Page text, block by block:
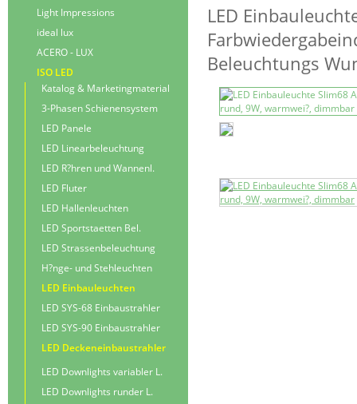
LED
Beleuchtungs
Light Impressions
ideal lux
ACERO - LUX
ISO LED
Katalog & Marketingmaterial
3-Phasen Schienensystem
LED Panele
LED Linearbeleuchtung
LED R?hren und Wannenl.
LED Fluter
LED Hallenleuchten
LED Sportstaetten Bel.
LED Strassenbeleuchtung
H?nge- und Stehleuchten
LED Einbauleuchten
LED SYS-68 Einbaustrahler
LED SYS-90 Einbaustrahler
LED Deckeneinbaustrahler
LED Downlights variabler L.
LED Downlights runder L.